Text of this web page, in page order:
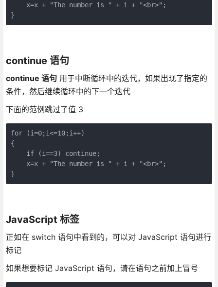
    x=x + "The number is " + i + "<br>";
continue 语句
continue 语句用于中断循环中的迭代，如果出现了指定的
条件，然后继续循环中的下一个迭代
下面的范例跳过了值 3
for (i=0;i<=10;i++)
{
    if (i==3) continue;
    x=x + "The number is " + i + "<br>";
JavaScript 标签
正如在 switch 语句中看到的，可以对 JavaScript 语句进行
标记
如果想要标记 JavaScript 语句，请在语句之前加上冒号